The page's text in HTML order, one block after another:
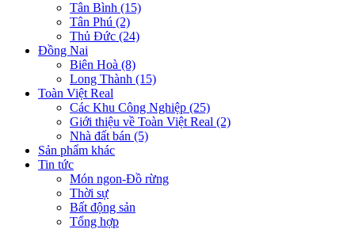
Tân Bình (15)
Tân Phú (2)
Thủ Đức (24)
Đồng Nai
Biên Hoà (8)
Long Thành (15)
Toàn Việt Real
Các Khu Công Nghiệp (25)
Giới thiệu về Toàn Việt Real (2)
Nhà đất bán (5)
Sản phẩm khác
Tin tức
Món ngon-Đồ rừng
Thời sự
Bất động sản
Tổng hợp